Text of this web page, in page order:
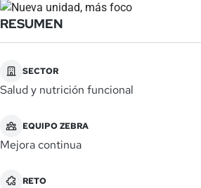
RESUMEN
SECTOR
Salud y nutrición funcional
EQUIPO ZEBRA
Mejora continua
RETO